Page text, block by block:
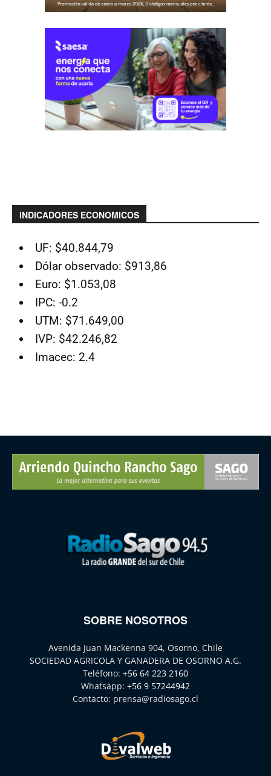
INDICADORES ECONOMICOS
UF: $40.844,79
Dólar observado: $913,86
Euro: $1.053,08
IPC: -0.2
UTM: $71.649,00
IVP: $42.246,82
Imacec: 2.4
SOBRE NOSOTROS
Avenida Juan Mackenna 904, Osorno, Chile
SOCIEDAD AGRICOLA Y GANADERA DE OSORNO A.G.
Teléfono: +56 64 223 2160
Whatsapp: +56 9 57244942
Contacto: prensa@radiosago.cl